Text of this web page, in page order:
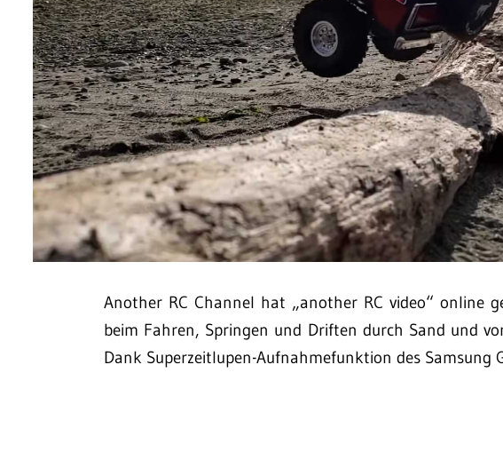
Another RC Channel hat „another RC video“ online
beim Fahren, Springen und Driften durch Sand und
Dank Superzeitlupen-Aufnahmefunktion des Samsung